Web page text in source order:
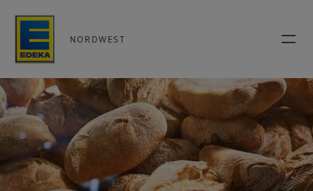
NORDWEST